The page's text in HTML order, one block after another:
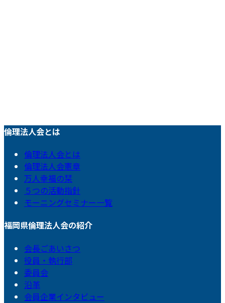
倫理法人会とは
倫理法人会とは
倫理法人会憲章
万人幸福の栞
５つの活動指針
モーニングセミナー一覧
福岡県倫理法人会の紹介
会長ごあいさつ
役員・執行部
委員会
沿革
会員企業インタビュー